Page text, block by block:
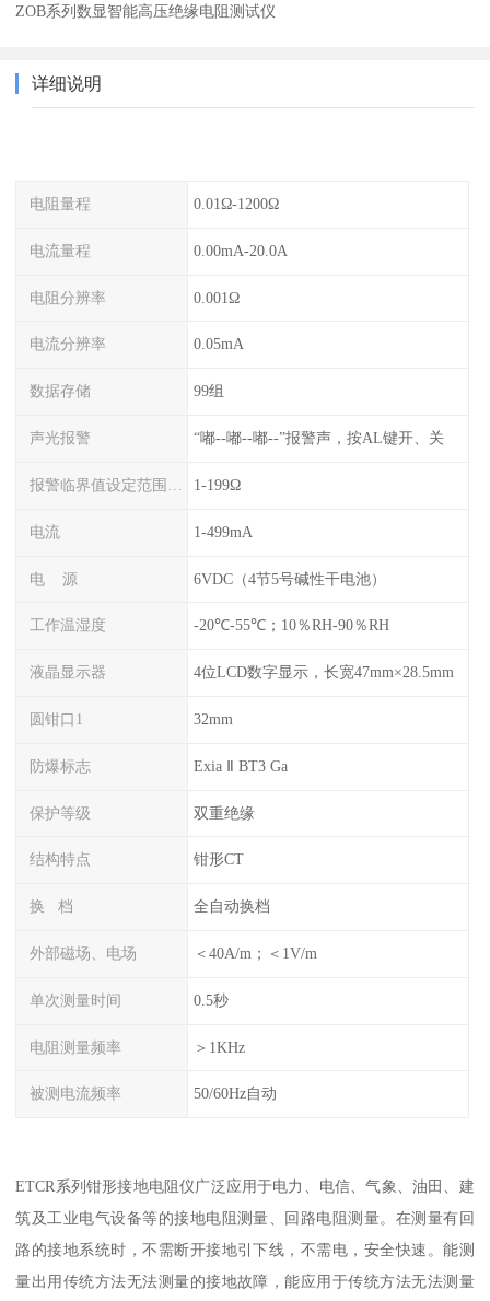
ZOB系列数显智能高压绝缘电阻测试仪
详细说明
电阻量程 0.01Ω-1200Ω
电流量程 0.00mA-20.0A
电阻分辨率 0.001Ω
电流分辨率 0.05mA
数据存储 99组
声光报警 “嘟--嘟--嘟--”报警声，按AL键开、关
1-199Ω
电流 1-499mA
电 源 6VDC（4节5号碱性干电池）
工作温湿度 -20℃-55℃；10％RH-90％RH
液晶显示器 4位LCD数字显示，长宽47mm×28.5mm
圆钳口1 32mm
防爆标志 Exia Ⅱ BT3 Ga
保护等级 双重绝缘
结构特点 钳形CT
换 档 全自动换档
外部磁场、电场 ＜40A/m；＜1V/m
单次测量时间 0.5秒
电阻测量频率 ＞1KHz
被测电流频率 50/60Hz自动
ETCR系列钳形接地电阻仪广泛应用于电力、电信、气象、油田、建
筑及工业电气设备等的接地电阻测量、回路电阻测量。在测量有回
路的接地系统时，不需断开接地引下线，不需电，安全快速。能测
量出用传统方法无法测量的接地故障，能应用于传统方法无法测量